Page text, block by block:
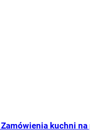
kuchni na